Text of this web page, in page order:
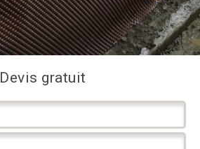
Devis gratuit